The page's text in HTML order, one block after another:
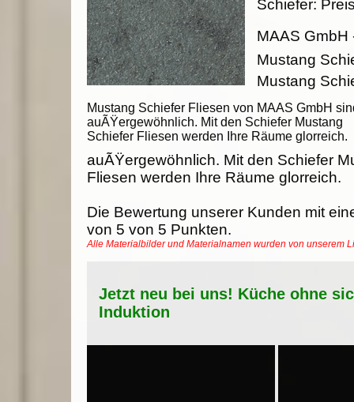
Mustang Schiefer Fliesen von MAAS GmbH
auÃŸergewöhnlich. Mit den Schiefer Mustang
Schiefer Fliesen werden Ihre Räume glorreich.
Schiefer:
MAAS GmbH
Mustang
Mustang
auÃŸergewöhnlich. Mit den Schiefer
Fliesen werden Ihre Räume glorreich.
Die Bewertung unserer Kunden mit
von 5 von 5 Punkten.
Alle Materialbilder und Materialnamen wurden von unserem
Jetzt neu bei uns! Küche ohne
Induktion